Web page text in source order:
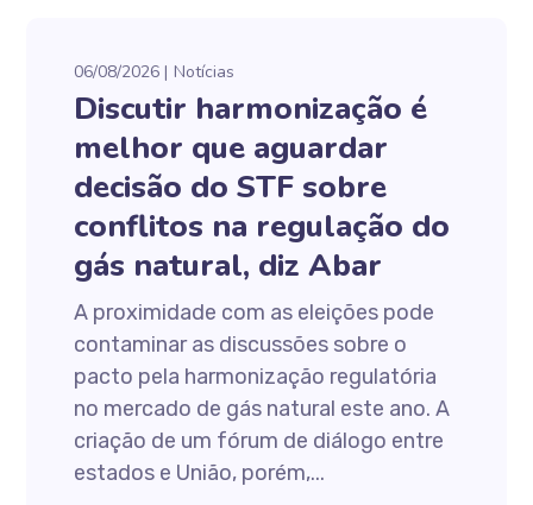
06/08/2026 Notícias
Discutir harmonização é
melhor que aguardar
decisão do STF sobre
conflitos na regulação do
gás natural, diz Abar
A proximidade com as eleições pode
contaminar as discussões sobre o
pacto pela harmonização regulatória
no mercado de gás natural este ano. A
criação de um fórum de diálogo entre
estados e União, porém,...